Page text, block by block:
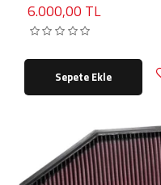
6.000,00 TL
Sepete Ekle